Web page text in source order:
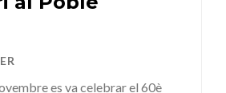
es va celebrar el 60è